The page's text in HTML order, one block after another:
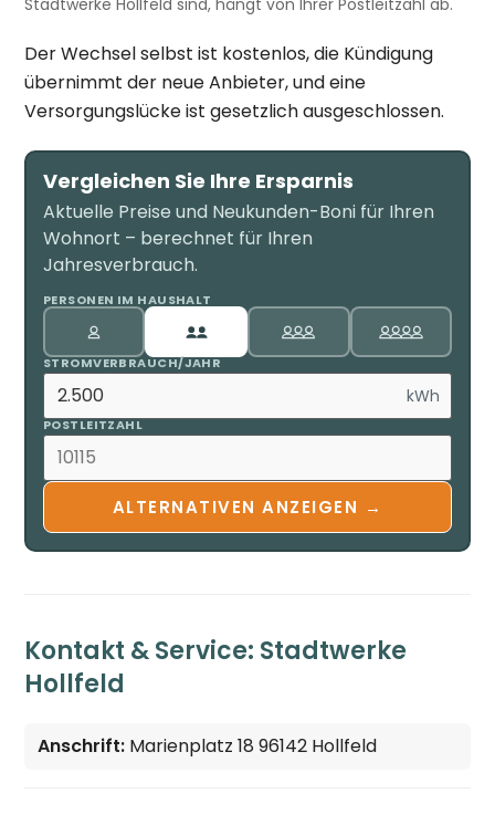
Der Wechsel selbst ist kostenlos, die Kündigung
übernimmt der neue Anbieter, und eine
Versorgungslücke ist gesetzlich ausgeschlossen.
Vergleichen Sie Ihre Ersparnis
Aktuelle Preise und Neukunden-Boni für Ihren
Wohnort – berechnet für Ihren
Jahresverbrauch.
PERSONEN IM HAUSHALT
STROMVERBRAUCH/JAHR
kWh
POSTLEITZAHL
ALTERNATIVEN ANZEIGEN →
Kontakt & Service: Stadtwerke
Hollfeld
Anschrift: Marienplatz 18 96142 Hollfeld